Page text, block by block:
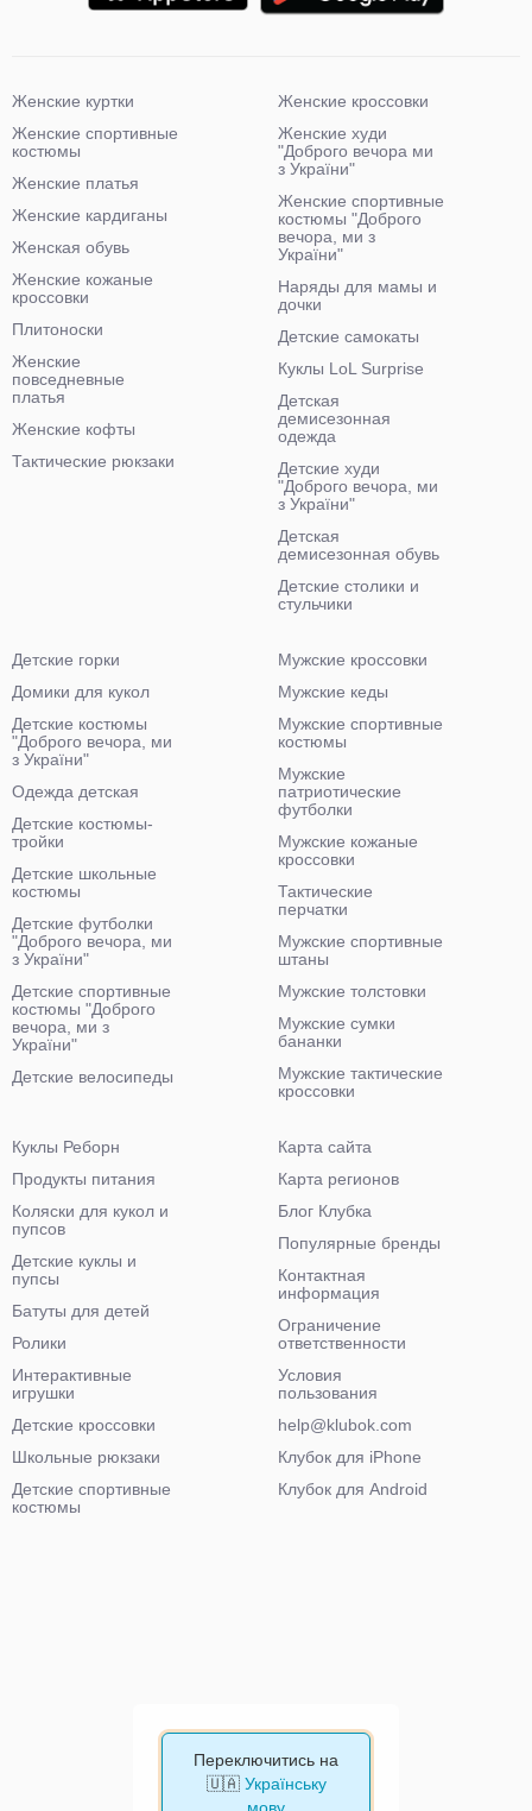
Женские куртки
Женские спортивные
костюмы
Женские платья
Женские кардиганы
Женская обувь
Женские кожаные
кроссовки
Плитоноски
Женские
повседневные
платья
Женские кофты
Тактические рюкзаки
Женские кроссовки
Женские худи
"Доброго вечора ми
з України"
Женские спортивные
костюмы "Доброго
вечора, ми з
України"
Наряды для мамы и
дочки
Детские самокаты
Куклы LoL Surprise
Детская
демисезонная
одежда
Детские худи
"Доброго вечора, ми
з України"
Детская
демисезонная обувь
Детские столики и
стульчики
Детские горки
Домики для кукол
Детские костюмы
"Доброго вечора, ми
з України"
Одежда детская
Детские костюмы-
тройки
Детские школьные
костюмы
Детские футболки
"Доброго вечора, ми
з України"
Детские спортивные
костюмы "Доброго
вечора, ми з
України"
Детские велосипеды
Мужские кроссовки
Мужские кеды
Мужские спортивные
костюмы
Мужские
патриотические
футболки
Мужские кожаные
кроссовки
Тактические
перчатки
Мужские спортивные
штаны
Мужские толстовки
Мужские сумки
бананки
Мужские тактические
кроссовки
Куклы Реборн
Продукты питания
Коляски для кукол и
пупсов
Детские куклы и
пупсы
Батуты для детей
Ролики
Интерактивные
игрушки
Детские кроссовки
Школьные рюкзаки
Детские спортивные
костюмы
Карта сайта
Карта регионов
Блог Клубка
Популярные бренды
Контактная
информация
Ограничение
ответственности
Условия
пользования
help@klubok.com
Клубок для iPhone
Клубок для Android
Переключитись на
🇺🇦 Українську